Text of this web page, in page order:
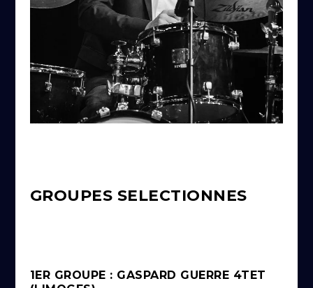
GROUPES SELECTIONNES
1ER GROUPE : GASPARD GUERRE 4TET